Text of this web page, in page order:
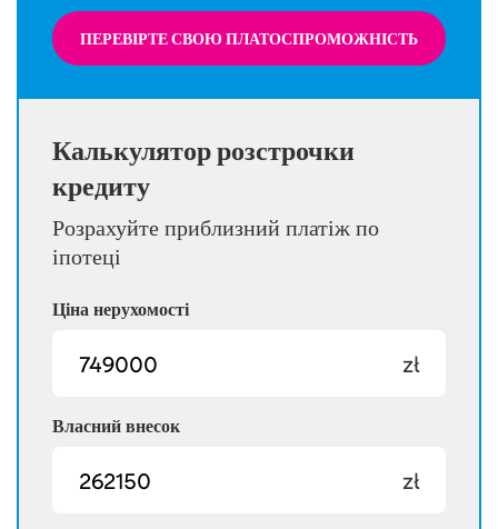
Калькулятор розстрочки
кредиту
Розрахуйте приблизний платіж по
іпотеці
Ціна нерухомості
zł
Власний внесок
zł
ПЕРЕВІРТЕ СВОЮ ПЛАТОСПРОМОЖНІСТЬ